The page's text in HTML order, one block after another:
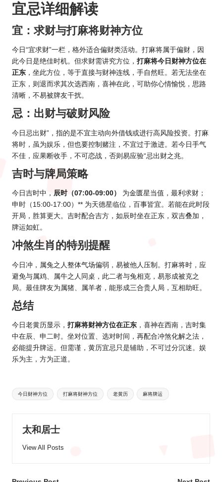
宜忌详细解读
宜：求财与打麻将财神方位
今日“宜求财”一栏，格外适合偏财类活动。打麻将属于偏财，因
此今日是绝佳时机。但求财需讲究方位， 打麻将今日财神方位在
正东 ，坐此方位，等于直接与财神连线，手自然旺。若无法坐在
正东，则退而求其次选西南，喜神在此，可助你心情愉悦，思路
清晰，不易被牌友干扰。
忌：出财与破财风险
今日忌出财”，指的是不宜主动向外借钱或进行高风险投资。打麻
将时，虽为娱乐，但也要控制赌注，不宜过于激进。若今日手气
不佳，应果断收手，不可恋战，否则易应验“忌出财之兆。
吉时与牌局策略
今日吉时中， 辰时（07:00-09:00）
为金匮星当值，最利求财；
申时（15:00-17:00）** 为天德星临位，百事皆宜。若能在此时段
开局，胜算更大。吉时配合吉方，如辰时坐在正东，双吉叠加，
牌运如虹。
冲煞生肖的特别提醒
今日冲，属兔之人整体气场偏弱，易被他人压制。打麻将时，应
避免与属鸡、属牛之人同桌，此二者与兔相克，易形成被克之
局。最佳牌友为属猪、属羊者，能形成三合贵人局，互相助旺。
总结
今日老黄历显示， 打麻将财神方位在正东 ，喜神在西南，吉时集
中在辰、申二时。坐对位置、选对时间，再配合冲煞化解之法，
必能提升牌运。但需谨，黄历宜忌只是辅助，不可过分沉迷。娱
乐为主，方为正道。
Tags:
今日财神方位 打麻将财神方位 老黄历 麻将牌运
太和居士
View All Posts